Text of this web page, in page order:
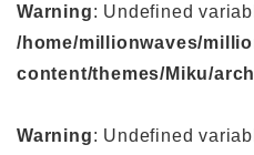
Warning: Undefined
/home/millionwaves/
content/themes/Miku/
Warning: Undefined